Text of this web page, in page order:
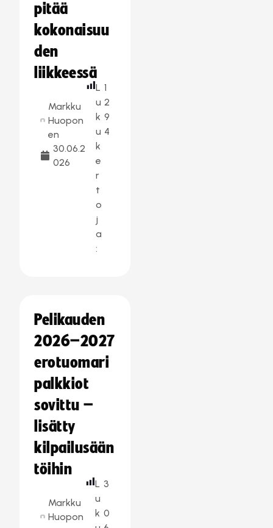
pitää
kokonaisuu
den
liikkeessä
Markku
Huopon
en
30.06.2
026
L
u
k
u
k
e
r
t
o
j
a
:
1
2
9
4
Pelikauden
2026–2027
erotuomari
palkkiot
sovittu –
lisätty
kilpailusään
töihin
Markku
Huopon
L
u
k
3
0